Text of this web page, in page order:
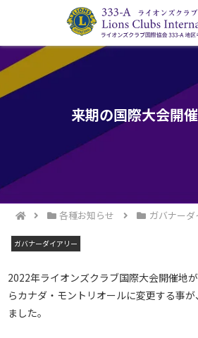
ライオンズクラブ国際協会333-A地区の活動
来期の国際大会開
各種お知らせ ガバナーダ
ガバナーダイアリー
2022年ライオンズクラブ国際大会開催地
らカナダ・モントリオールに変更する事
ました。